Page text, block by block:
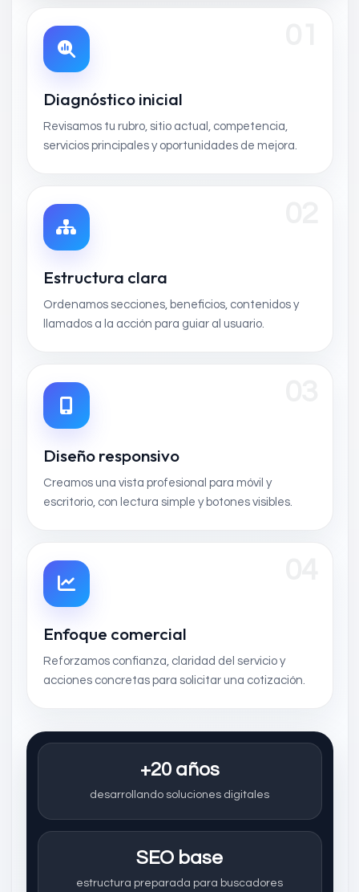
Diagnóstico inicial
Revisamos tu rubro, sitio actual, competencia,
servicios principales y oportunidades de mejora.
Estructura clara
Ordenamos secciones, beneficios, contenidos y
llamados a la acción para guiar al usuario.
Diseño responsivo
Creamos una vista profesional para móvil y
escritorio, con lectura simple y botones visibles.
Enfoque comercial
Reforzamos confianza, claridad del servicio y
acciones concretas para solicitar una cotización.
+20 años
desarrollando soluciones digitales
SEO base
estructura preparada para buscadores